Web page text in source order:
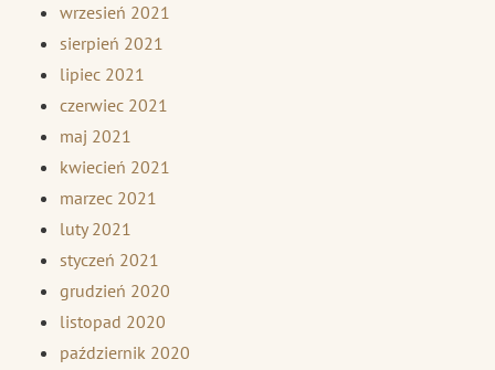
wrzesień 2021
sierpień 2021
lipiec 2021
czerwiec 2021
maj 2021
kwiecień 2021
marzec 2021
luty 2021
styczeń 2021
grudzień 2020
listopad 2020
październik 2020